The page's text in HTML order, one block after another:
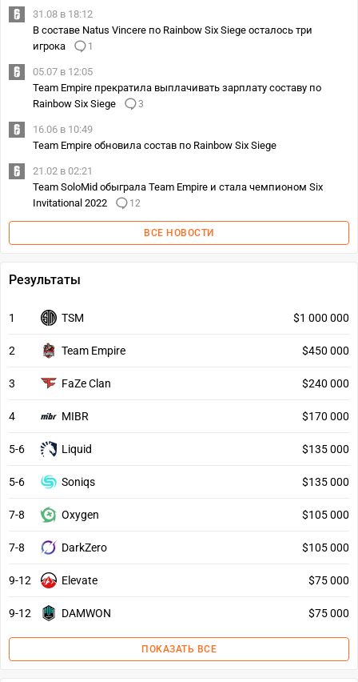
31.08 в 18:12
В составе Natus Vincere по Rainbow Six Siege осталось три
игрока
1
05.07 в 12:05
Team Empire прекратила выплачивать зарплату составу по
Rainbow Six Siege
3
16.06 в 10:49
Team Empire обновила состав по Rainbow Six Siege
21.02 в 02:21
Team SoloMid обыграла Team Empire и стала чемпионом Six
Invitational 2022
12
ВСЕ НОВОСТИ
Результаты
1 TSM $1 000 000
2 Team Empire $450 000
3 FaZe Clan $240 000
4 MIBR $170 000
5-6 Liquid $135 000
5-6 Soniqs $135 000
7-8 Oxygen $105 000
7-8 DarkZero $105 000
9-12 Elevate $75 000
9-12 DAMWON $75 000
ПОКАЗАТЬ ВСЕ